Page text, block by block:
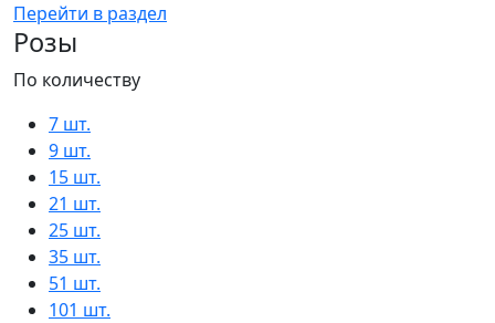
Перейти в раздел
Розы
По количеству
7 шт.
9 шт.
15 шт.
21 шт.
25 шт.
35 шт.
51 шт.
101 шт.